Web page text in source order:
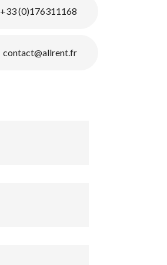
+33 (0)176311168
contact@allrent.fr